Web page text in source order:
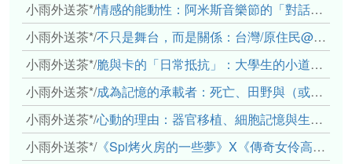
小雨外送茶*/情感的能動性：阿米斯音樂節的「對話觀察」
小雨外送茶*/不只是舞台，而是關係：台灣/原住民@太平洋藝術節（中）
小雨外送茶*/脆與卡的「日常抵抗」：大學生的小道消息、情感主體與弱者的武器
小雨外送茶*/成為記憶的承載者：死亡、田野與（或許是）人類學的成年禮
小雨外送茶*/心動的理由：器官移植、細胞記憶與生死之絆
小雨外送茶*/《Spi烤火房的一些夢》X《傳奇女伶高菊花》： 透過紀錄片領會原民文化與歷史的重量